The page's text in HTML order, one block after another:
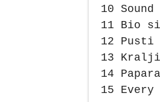
10
11 Bio
12 Pusti
13
14
15